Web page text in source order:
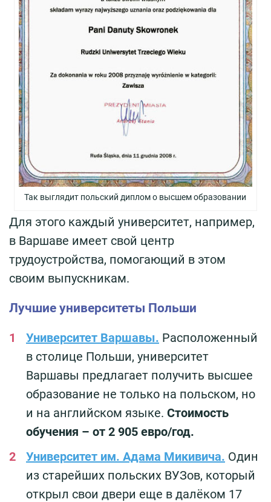
Так выглядит польский диплом о высшем образовании
Для этого каждый университет, например,
в Варшаве имеет свой центр
трудоустройства, помогающий в этом
своим выпускникам.
Лучшие университеты Польши
Университет Варшавы. Расположенный
в столице Польши, университет
Варшавы предлагает получить высшее
образование не только на польском, но
и на английском языке. Стоимость
обучения – от 2 905 евро/год.
Университет им. Адама Микивича. Один
из старейших польских ВУЗов, который
открыл свои двери еще в далёком 17